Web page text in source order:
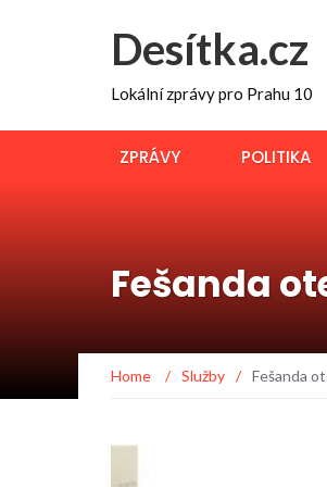
Desítka.cz
Lokální zprávy pro Prahu 10
ZPRÁVY POLITIKA
Fešanda
Home / Služby / Fešanda